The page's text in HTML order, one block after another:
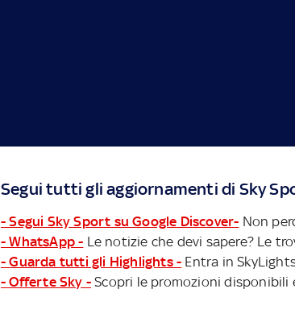
Segui tutti gli aggiornamenti di Sky
- Segui Sky Sport su Google Discover- Non
- WhatsApp - Le notizie che devi sapere? Le
- Guarda tutti gli Highlights - Entra in
- Offerte Sky - Scopri le promozioni